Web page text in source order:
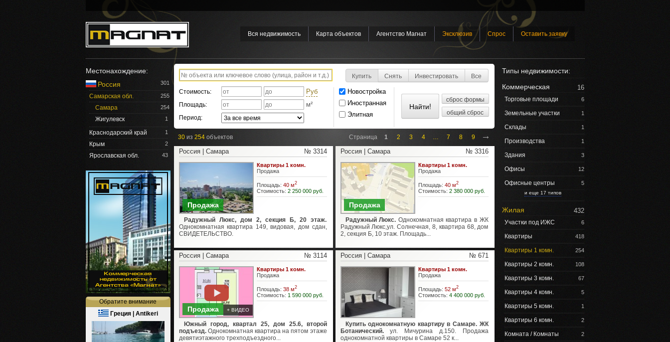
Вся недвижимость Карта объектов Агентство Магнат Эксклюзив Спрос Оставить заявку
Местонахождение:
Россия
301
Самарская обл. 255
Самара 254
Жигулевск 1
Краснодарский край 1
Крым 2
Ярославская обл. 43
Обратите внимание
Греция | Antikeri
Купить Снять Инвестировать Все
Стоимость: Руб
Площадь: м²
Период:
Новостройка
Иностранная
Элитная
30 из 254объектов Страница 1 2 3 4 … 7 8 9 →
Россия | Самара № 3314
Продажа
Квартиры 1 комн.
Продажа
Площадь: 40 м2
Стоимость: 2 250 000 руб.
Радужный Люкс, дом 2, секция Б, 20 этаж.
Однокомнатная квартира 149, видовая, дом сдан,
СВИДЕТЕЛЬСТВО.
Россия | Самара № 3316
Продажа
Квартиры 1 комн.
Продажа
Площадь: 40 м2
Стоимость: 2 380 000 руб.
Радужный Люкс. Однокомнатная квартира в ЖК
Радужный Люкс,ул. Солнечная, 8, квартира 68, дом
2, секция Б, 10 этаж. Площадь...
Россия | Самара № 3114
+ ВИДЕО
Продажа
Квартиры 1 комн.
Продажа
Площадь: 38 м2
Стоимость: 1 590 000 руб.
Южный город, квартал 25, дом 25.6, второй
подъезд. Однокомнатная квартира на пятом этаже
девятиэтажного трехподъездного...
Россия | Самара № 671
Квартиры 1 комн.
Продажа
Площадь: 52 м2
Стоимость: 4 400 000 руб.
Купить однокомнатную квартиру в Самаре. ЖК
Ботанический.ул. Мичурина д.150. Продажа
однокомнатной квартиры в Самаре 52 к...
Типы недвижимости:
16
Коммерческая
6
Торговые площади
1
Земельные участки
1
Склады
1
Производства
3
Здания
12
Офисы
5
Офисные центры
и еще 17 типов
432
Жилая
6
Участки под ИЖС
418
Квартиры
254
Квартиры 1 комн.
108
Квартиры 2 комн.
67
Квартиры 3 комн.
5
Квартиры 4 комн.
1
Квартиры 5 комн.
2
Квартиры 6 комн.
2
Комната / Комнаты